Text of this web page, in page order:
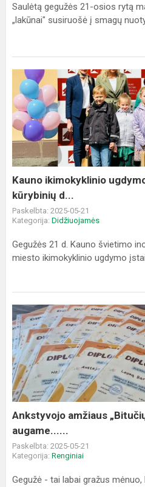
Saulėtą gegužės 21-osios rytą
„lakūnai" susiruošė į smagų
Kauno
ikimokyklinio
ugdymo
įstaigų
3-
m.
vaikų
kūrybinių
d...
Kauno ikimokyklinio
kūrybinių d...
Paskelbta: 2025-05-21
Kategorija: Didžiuojamės
Gegužės 21 d. Kauno švietimo
miesto ikimokyklinio ugdymo
Ankstyvojo
amžiaus
„Bitučių“
grupės
renginys
„Mes
augame......
Ankstyvojo amžiaus
augame......
Paskelbta: 2025-05-21
Kategorija: Renginiai
Gegužė - tai labai gražus